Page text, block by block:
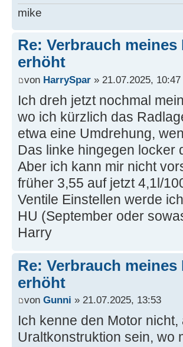
mike
Re: Verbrauch
erhöht
von HarrySpar » 21.07.2025, 10:47
Ich dreh jetzt nochmal
wo ich kürzlich das
etwa eine Umdrehung,
Das linke hingegen locker
Aber ich kann mir nicht
früher 3,55 auf jetzt 4,1l/
Ventile Einstellen werde
HU (September oder
Harry
Re: Verbrauch
erhöht
von Gunni » 21.07.2025, 13:53
Ich kenne den Motor
Uraltkonstruktion sein, wo